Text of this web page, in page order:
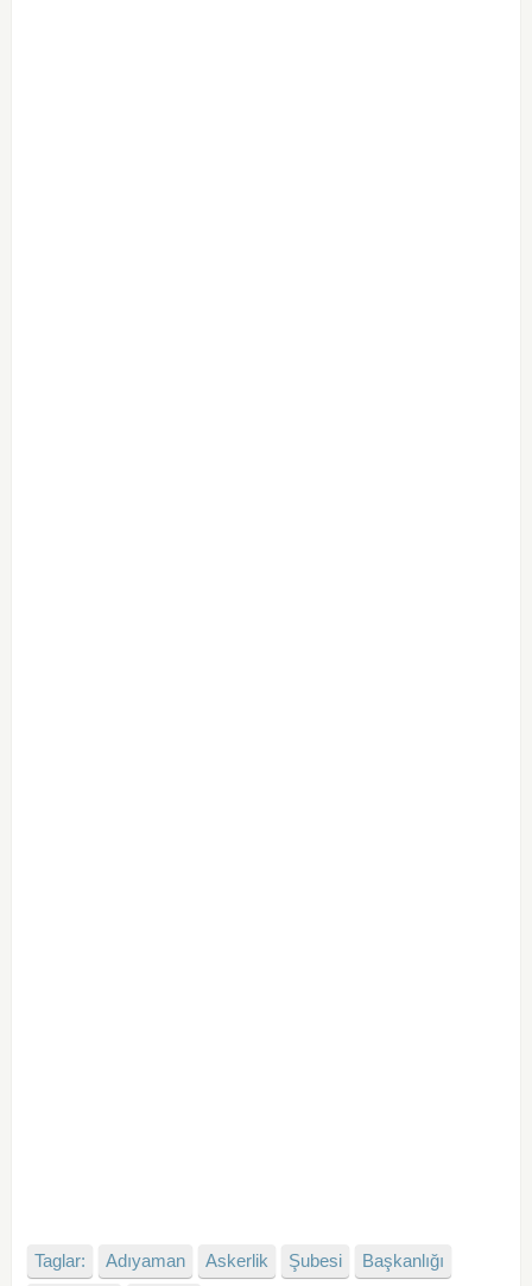
Taglar: Adıyaman Askerlik Şubesi
Başkanlığı